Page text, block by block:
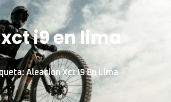
i9 en lima
Aleacion Xct I9 En Lima